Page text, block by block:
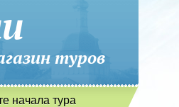
туров
начала тура